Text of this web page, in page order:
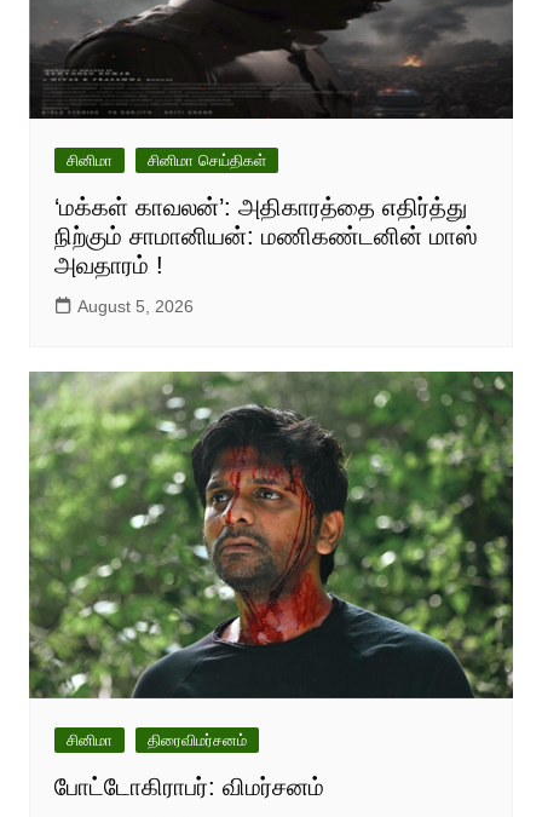
சினிமா சினிமா செய்திகள்
‘மக்கள் காவலன்’: அதிகாரத்தை எதிர்த்து
நிற்கும் சாமானியன்: மணிகண்டனின் மாஸ்
அவதாரம் !
August 5, 2026
சினிமா திரைவிமர்சனம்
போட்டோகிராபர்: விமர்சனம்